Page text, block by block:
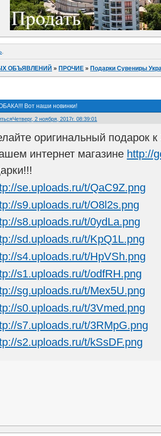
ОБЪЯВЛЕНИЙ »ПРОЧИЕ »Подарки Сувениры
Вот наши новинки!
Четверг, 2 ноября, 2017г. 08:39:01
оригинальный подарок
интернет магазине http://